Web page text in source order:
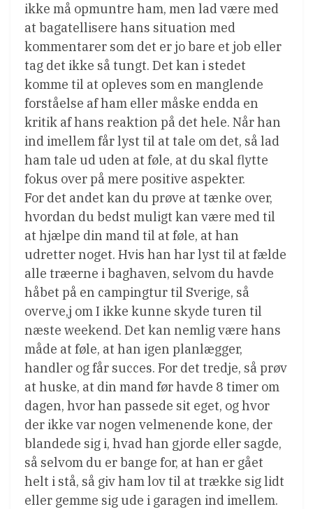
ikke må opmuntre ham, men lad være med
at bagatellisere hans situation med
kommentarer som det er jo bare et job eller
tag det ikke så tungt. Det kan i stedet
komme til at opleves som en manglende
forståelse af ham eller måske endda en
kritik af hans reaktion på det hele. Når han
ind imellem får lyst til at tale om det, så lad
ham tale ud uden at føle, at du skal flytte
fokus over på mere positive aspekter.
For det andet kan du prøve at tænke over,
hvordan du bedst muligt kan være med til
at hjælpe din mand til at føle, at han
udretter noget. Hvis han har lyst til at fælde
alle træerne i baghaven, selvom du havde
håbet på en campingtur til Sverige, så
overve,j om I ikke kunne skyde turen til
næste weekend. Det kan nemlig være hans
måde at føle, at han igen planlægger,
handler og får succes. For det tredje, så prøv
at huske, at din mand før havde 8 timer om
dagen, hvor han passede sit eget, og hvor
der ikke var nogen velmenende kone, der
blandede sig i, hvad han gjorde eller sagde,
så selvom du er bange for, at han er gået
helt i stå, så giv ham lov til at trække sig lidt
eller gemme sig ude i garagen ind imellem.